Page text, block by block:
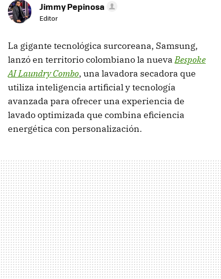
Jimmy Pepinosa
Editor
La gigante tecnológica surcoreana, Samsung,
lanzó en territorio colombiano la nuevaBespoke
AI Laundry Combo, una lavadora secadora que
utiliza inteligencia artificial y tecnología
avanzada para ofrecer una experiencia de
lavado optimizada que combina eficiencia
energética con personalización.